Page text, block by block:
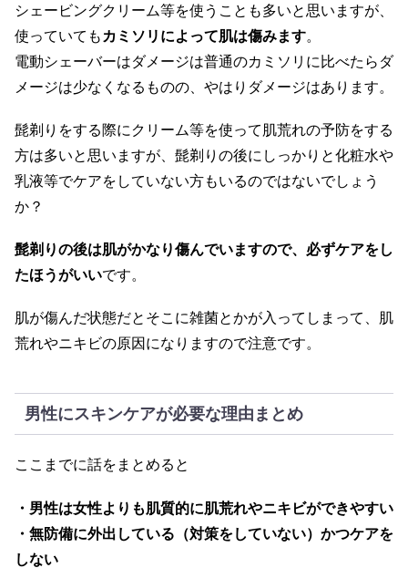
シェービングクリーム等を使うことも多いと思いますが、
使っていても カミソリによって肌は傷みます。
電動シェーバーはダメージは普通のカミソリに比べたらダ
メージは少なくなるものの、やはりダメージはあります。
髭剃りをする際にクリーム等を使って肌荒れの予防をする
方は多いと思いますが、髭剃りの後にしっかりと化粧水や
乳液等でケアをしていない方もいるのではないでしょう
か？
髭剃りの後は肌がかなり傷んでいますので、必ずケアをし
たほうがいいです。
肌が傷んだ状態だとそこに雑菌とかが入ってしまって、肌
荒れやニキビの原因になりますので注意です。
男性にスキンケアが必要な理由まとめ
ここまでに話をまとめると
・男性は女性よりも肌質的に肌荒れやニキビができやすい
・無防備に外出している（対策をしていない）かつケアを
しない